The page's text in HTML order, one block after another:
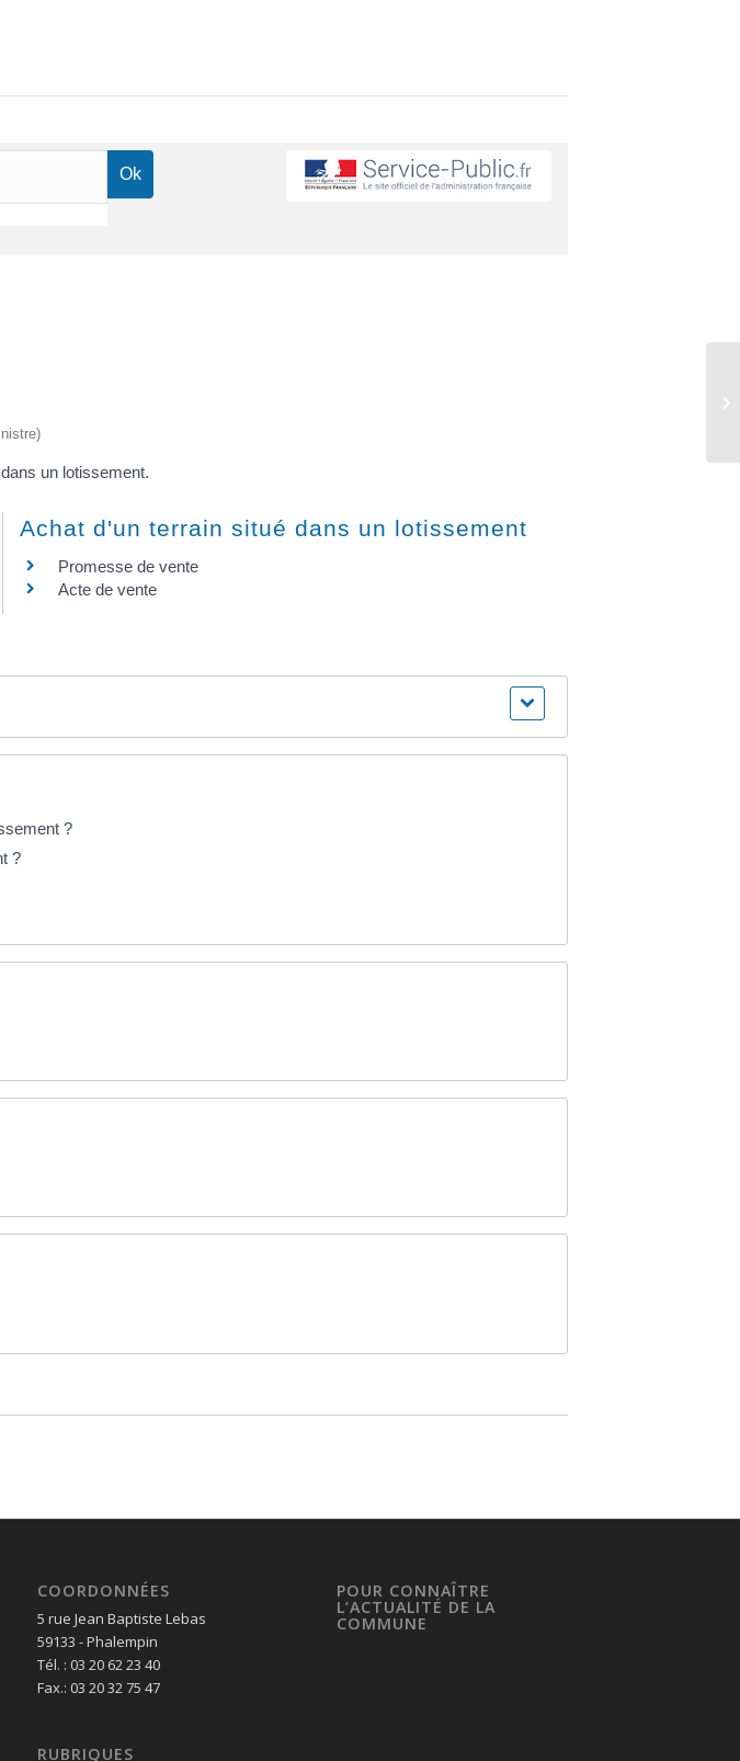
un lotissement.
Achat d'un terrain situé dans un lotissement
Promesse de vente
Acte de vente
?
?
COORDONNÉES
5 rue Jean Baptiste Lebas
59133 - Phalempin
Tél. : 03 20 62 23 40
Fax.: 03 20 32 75 47
RUBRIQUES
POUR CONNAÎTRE
L’ACTUALITÉ DE LA
COMMUNE